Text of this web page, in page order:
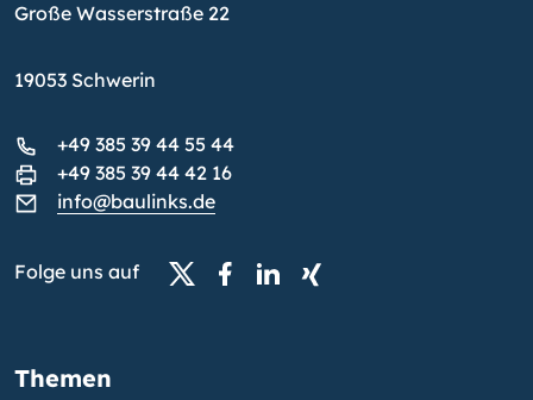
Große Wasserstraße 22
19053 Schwerin
+49 385 39 44 55 44
+49 385 39 44 42 16
info@baulinks.de
Folge uns auf
Themen